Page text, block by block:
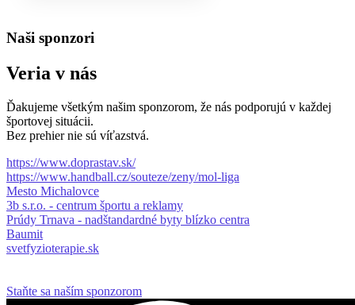
Naši sponzori
Veria v nás
Ďakujeme všetkým našim sponzorom, že nás podporujú v každej
športovej situácii.
Bez prehier nie sú víťazstvá.
https://www.doprastav.sk/
https://www.handball.cz/souteze/zeny/mol-liga
Mesto Michalovce
3b s.r.o. - centrum športu a reklamy
Prúdy Trnava - nadštandardné byty blízko centra
Baumit
svetfyzioterapie.sk
Staňte sa naším sponzorom